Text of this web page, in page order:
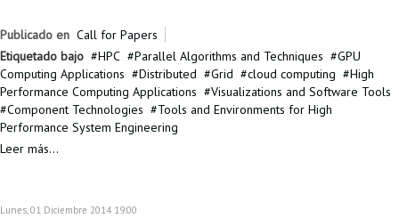
Publicado en Call for Papers
Etiquetado bajo
HPC Parallel Algorithms and Techniques
GPU
Computing Applications
Distributed Grid cloud computing
High
Performance Computing Applications
Visualizations and Software Tools
Component Technologies
Tools and Environments for High
Performance System Engineering
Leer más...
Lunes, 01 Diciembre 2014 19:00